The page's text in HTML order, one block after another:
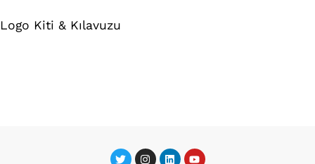
Logo Kiti & Kılavuzu